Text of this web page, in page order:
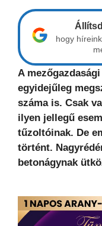
hogy
A
egyidejűleg
száma is. Csak
ilyen jellegű
tűzoltóinak. De
történt.
betonágynak